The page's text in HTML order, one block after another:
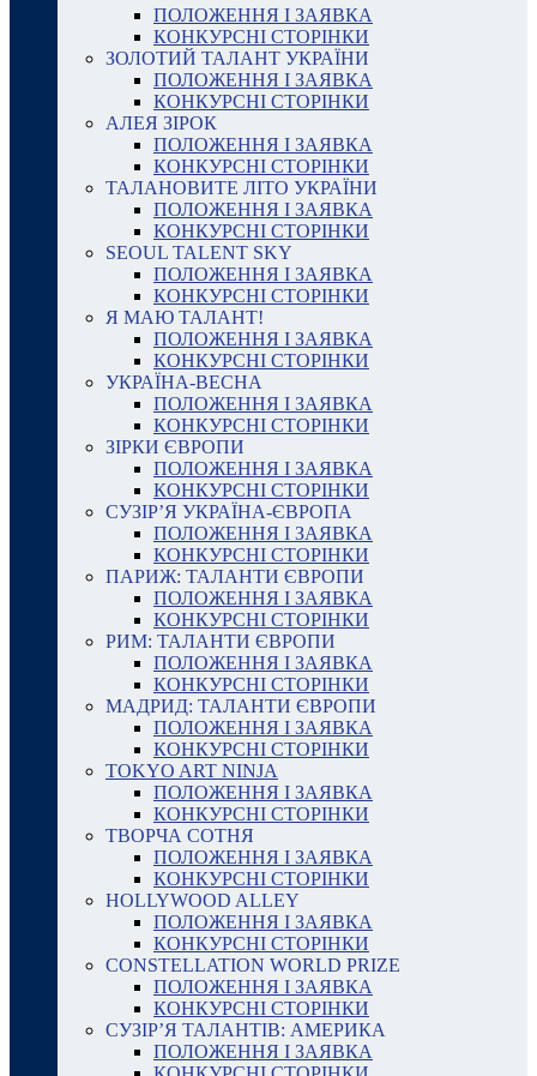
ПОЛОЖЕННЯ І ЗАЯВКА
КОНКУРСНІ СТОРІНКИ
ЗОЛОТИЙ ТАЛАНТ УКРАЇНИ
ПОЛОЖЕННЯ І ЗАЯВКА
КОНКУРСНІ СТОРІНКИ
АЛЕЯ ЗІРОК
ПОЛОЖЕННЯ І ЗАЯВКА
КОНКУРСНІ СТОРІНКИ
ТАЛАНОВИТЕ ЛІТО УКРАЇНИ
ПОЛОЖЕННЯ І ЗАЯВКА
КОНКУРСНІ СТОРІНКИ
SEOUL TALENT SKY
ПОЛОЖЕННЯ І ЗАЯВКА
КОНКУРСНІ СТОРІНКИ
Я МАЮ ТАЛАНТ!
ПОЛОЖЕННЯ І ЗАЯВКА
КОНКУРСНІ СТОРІНКИ
УКРАЇНА-ВЕСНА
ПОЛОЖЕННЯ І ЗАЯВКА
КОНКУРСНІ СТОРІНКИ
ЗІРКИ ЄВРОПИ
ПОЛОЖЕННЯ І ЗАЯВКА
КОНКУРСНІ СТОРІНКИ
СУЗІР’Я УКРАЇНА-ЄВРОПА
ПОЛОЖЕННЯ І ЗАЯВКА
КОНКУРСНІ СТОРІНКИ
ПАРИЖ: ТАЛАНТИ ЄВРОПИ
ПОЛОЖЕННЯ І ЗАЯВКА
КОНКУРСНІ СТОРІНКИ
РИМ: ТАЛАНТИ ЄВРОПИ
ПОЛОЖЕННЯ І ЗАЯВКА
КОНКУРСНІ СТОРІНКИ
МАДРИД: ТАЛАНТИ ЄВРОПИ
ПОЛОЖЕННЯ І ЗАЯВКА
КОНКУРСНІ СТОРІНКИ
TOKYO ART NINJA
ПОЛОЖЕННЯ І ЗАЯВКА
КОНКУРСНІ СТОРІНКИ
ТВОРЧА СОТНЯ
ПОЛОЖЕННЯ І ЗАЯВКА
КОНКУРСНІ СТОРІНКИ
HOLLYWOOD ALLEY
ПОЛОЖЕННЯ І ЗАЯВКА
КОНКУРСНІ СТОРІНКИ
CONSTELLATION WORLD PRIZE
ПОЛОЖЕННЯ І ЗАЯВКА
КОНКУРСНІ СТОРІНКИ
СУЗІР’Я ТАЛАНТІВ: АМЕРИКА
ПОЛОЖЕННЯ І ЗАЯВКА